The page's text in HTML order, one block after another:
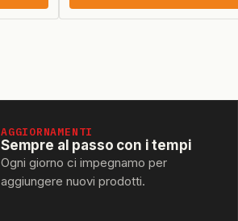
AGGIORNAMENTI
Sempre al passo con i tempi
Ogni giorno ci impegnamo per
aggiungere nuovi prodotti.